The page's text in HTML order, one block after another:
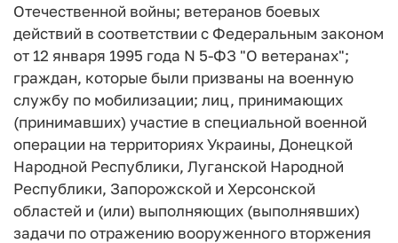
Отечественной войны; ветеранов боевых
действий в соответствии с Федеральным законом
от 12 января 1995 года N 5-ФЗ "О ветеранах";
граждан, которые были призваны на военную
службу по мобилизации; лиц, принимающих
(принимавших) участие в специальной военной
операции на территориях Украины, Донецкой
Народной Республики, Луганской Народной
Республики, Запорожской и Херсонской
областей и (или) выполняющих (выполнявших)
задачи по отражению вооруженного вторжения